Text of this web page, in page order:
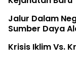
Fatur Meronda